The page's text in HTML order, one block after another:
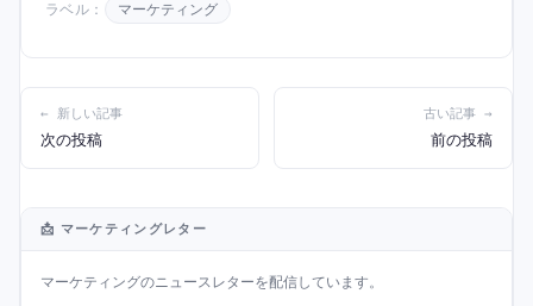
ラベル： マーケティング
← 新しい記事
次の投稿
古い記事 →
前の投稿
📩 マーケティングレター
マーケティングのニュースレターを配信しています。